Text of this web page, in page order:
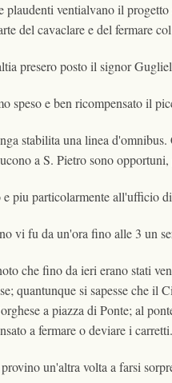
ventialvano il
del cavaclare e del fermare
presero posto il signor
speso e ben ricompensato il
stabilita una linea
a S. Pietro sono
piu particolarmente all'ufficio
vi fu da un'ora fino alle 3 un
che fino da ieri erano stati
quantunque si sapesse che
a piazza di Ponte; al
a fermare o deviare i
un'altra volta a farsi